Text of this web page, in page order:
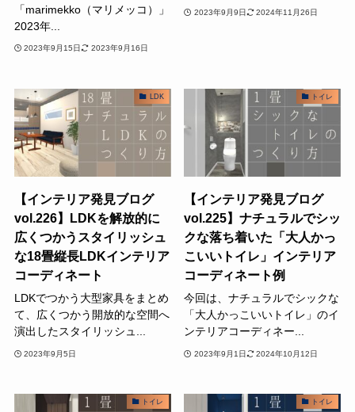
「marimekko（マリメッコ）」
2023年...
2023年9月15日 2023年9月16日
2023年9月9日 2024年11月26日
LDK
【インテリア発見ブログ
vol.226】LDKを解放的に
広くつかうスタイリッシュ
な18畳縦長LDKインテリア
コーディネート
LDKでつかう大型家具をまとめ
て、広くつかう開放的な空間へ
演出したスタイリッシュ...
2023年9月5日
トイレ
【インテリア発見ブログ
vol.225】ナチュラルでシッ
クな落ち着いた「大人かっ
こいいトイレ」インテリア
コーディネート例
今回は、ナチュラルでシックな
「大人かっこいいトイレ」のイ
ンテリアコーディネー...
2023年9月1日 2024年10月12日
トイレ トイレ